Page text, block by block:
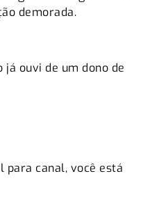
demorada.
ouvi de um dono de
para canal, você está